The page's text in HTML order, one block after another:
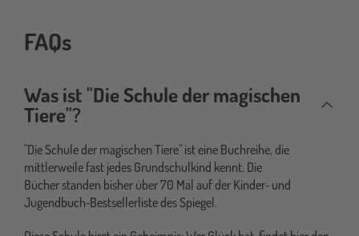
FAQs
Was ist "Die Schule der magischen
Tiere"?
"Die Schule der magischen Tiere" ist eine Buchreihe, die
mittlerweile fast jedes Grundschulkind kennt. Die
Bücher standen bisher über 70 Mal auf der Kinder‐ und
Jugendbuch‐Bestsellerliste des Spiegel.